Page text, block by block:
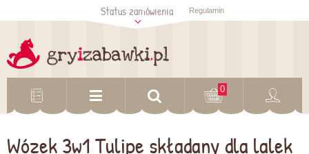
Sprawdź status
zamówienia
Status zamówienia Regulamin
0
Wózek 3w1 Tulipe składany dla lalek